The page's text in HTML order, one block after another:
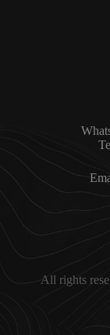
All rights